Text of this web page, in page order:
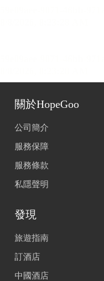
關於HopeGoo
公司簡介
服務保障
服務條款
私隱聲明
發現
旅遊指南
訂酒店
中國酒店